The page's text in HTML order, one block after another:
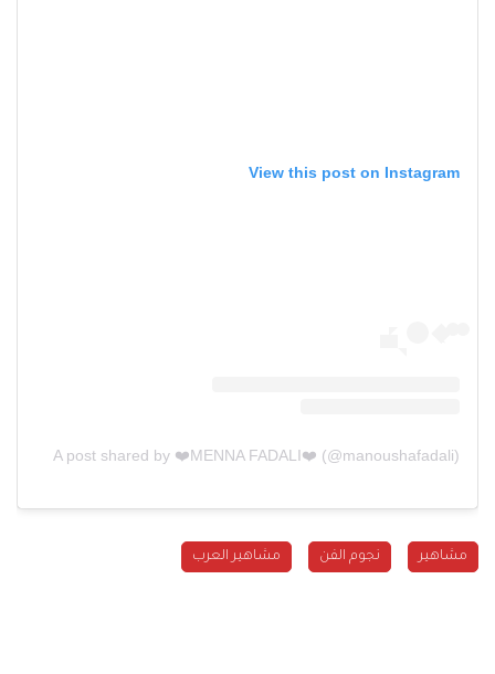
View this post on Instagram
A post shared by ❤️MENNA FADALI❤️ (@manoushafadali)
مشاهير نجوم الفن مشاهير العرب